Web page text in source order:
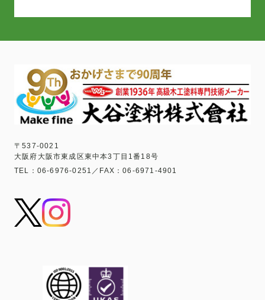
〒537-0021
大阪府大阪市東成区東中本3丁目1番18号
TEL：06-6976-0251／FAX：06-6971-4901